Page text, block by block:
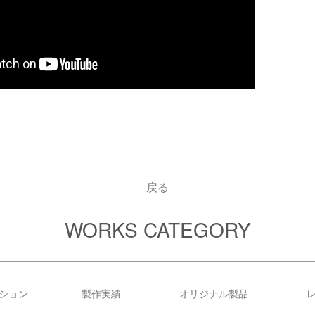
戻る
WORKS CATEGORY
ョン 製作実績 オリジナル製品